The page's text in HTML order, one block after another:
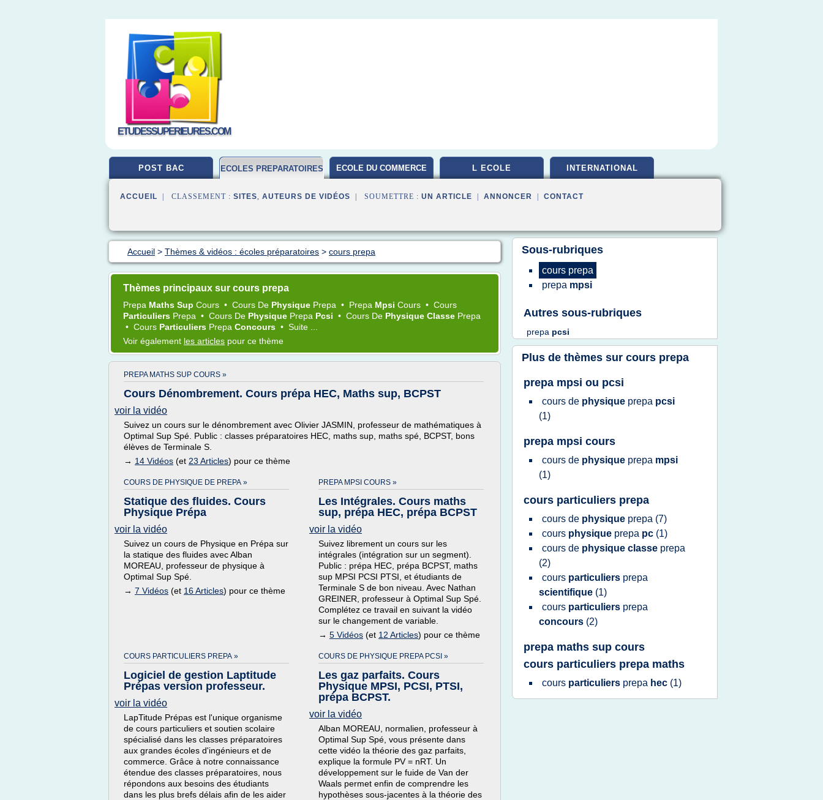
ETUDESSUPERIEURES.COM
POST BAC ECOLES PREPARATOIRES ECOLE DU COMMERCE L ECOLE INTERNATIONAL
ACCUEIL | CLASSEMENT : SITES, AUTEURS DE VIDÉOS | SOUMETTRE : UN ARTICLE ANNONCER CONTACT
Accueil > Thèmes & vidéos : écoles préparatoires > cours prepa
Thèmes principaux sur cours prepa
Prepa Maths Sup Cours • Cours De Physique Prepa • Prepa Mpsi Cours • Cours
Particuliers Prepa • Cours De Physique Prepa Pcsi • Cours De Physique Classe Prepa
• Cours Particuliers Prepa Concours • Suite ...
Voir également les articles pour ce thème
PREPA MATHS SUP COURS »
Cours Dénombrement. Cours prépa HEC, Maths sup, BCPST
voir la vidéo
Suivez un cours sur le dénombrement avec Olivier JASMIN, professeur de mathématiques à
Optimal Sup Spé. Public : classes préparatoires HEC, maths sup, maths spé, BCPST, bons
élèves de Terminale S.
→ 14 Vidéos (et 23 Articles) pour ce thème
COURS DE PHYSIQUE DE PREPA »
Statique des fluides. Cours
Physique Prépa
voir la vidéo
Suivez un cours de Physique en Prépa sur
la statique des fluides avec Alban
MOREAU, professeur de physique à
Optimal Sup Spé.
→ 7 Vidéos (et 16 Articles) pour ce thème
PREPA MPSI COURS »
Les Intégrales. Cours maths
sup, prépa HEC, prépa BCPST
voir la vidéo
Suivez librement un cours sur les
intégrales (intégration sur un segment).
Public : prépa HEC, prépa BCPST, maths
sup MPSI PCSI PTSI, et étudiants de
Terminale S de bon niveau. Avec Nathan
GREINER, professeur à Optimal Sup Spé.
Complétez ce travail en suivant la vidéo
sur le changement de variable.
→ 5 Vidéos (et 12 Articles) pour ce thème
COURS PARTICULIERS PREPA »
Logiciel de gestion Laptitude
Prépas version professeur.
voir la vidéo
LapTitude Prépas est l'unique organisme
de cours particuliers et soutien scolaire
spécialisé dans les classes préparatoires
aux grandes écoles d'ingénieurs et de
commerce. Grâce à notre connaissance
étendue des classes préparatoires, nous
répondons aux besoins des étudiants
dans les plus brefs délais afin de les aider
COURS DE PHYSIQUE PREPA PCSI »
Les gaz parfaits. Cours
Physique MPSI, PCSI, PTSI,
prépa BCPST.
voir la vidéo
Alban MOREAU, normalien, professeur à
Optimal Sup Spé, vous présente dans
cette vidéo la théorie des gaz parfaits,
explique la formule PV = nRT. Un
développement sur le fuide de Van der
Waals permet enfin de comprendre les
hypothèses sous-jacentes à la théorie des
Sous-rubriques
cours prepa
prepa mpsi
Autres sous-rubriques
prepa pcsi
Plus de thèmes sur cours prepa
prepa mpsi ou pcsi
cours de physique prepa pcsi
(1)
prepa mpsi cours
cours de physique prepa mpsi
(1)
cours particuliers prepa
cours de physique prepa (7)
cours physique prepa pc (1)
cours de physique classe prepa
(2)
cours particuliers prepa
scientifique (1)
cours particuliers prepa
concours (2)
prepa maths sup cours
cours particuliers prepa maths
cours particuliers prepa hec (1)